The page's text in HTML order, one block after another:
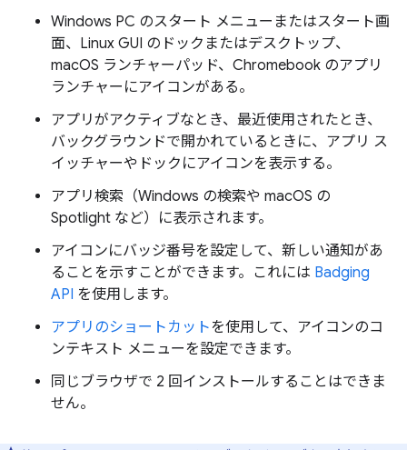
Windows PC のスタート メニューまたはスタート画
面、Linux GUI のドックまたはデスクトップ、
macOS ランチャーパッド、Chromebook のアプリ
ランチャーにアイコンがある。
アプリがアクティブなとき、最近使用されたとき、
バックグラウンドで開かれているときに、アプリ ス
イッチャーやドックにアイコンを表示する。
アプリ検索（Windows の検索や macOS の
Spotlight など）に表示されます。
アイコンにバッジ番号を設定して、新しい通知があ
ることを示すことができます。これには Badging
API を使用します。
アプリのショートカットを使用して、アイコンのコ
ンテキスト メニューを設定できます。
同じブラウザで 2 回インストールすることはできま
せん。